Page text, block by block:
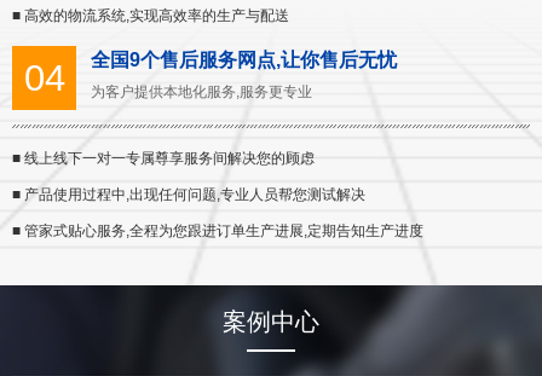
■ 高效的物流系统,实现高效率的生产与配送
04 全国9个售后服务网点,让你售后无忧
为客户提供本地化服务,服务更专业
■ 线上线下一对一专属尊享服务间解决您的顾虑
■ 产品使用过程中,出现任何问题,专业人员帮您测试解决
■ 管家式贴心服务,全程为您跟进订单生产进展,定期告知生产进度
案例中心